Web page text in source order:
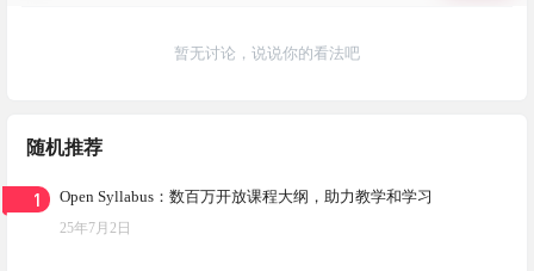
暂无讨论，说说你的看法吧
随机推荐
1 Open Syllabus：数百万开放课程大纲，助力教学和学习
25年7月2日